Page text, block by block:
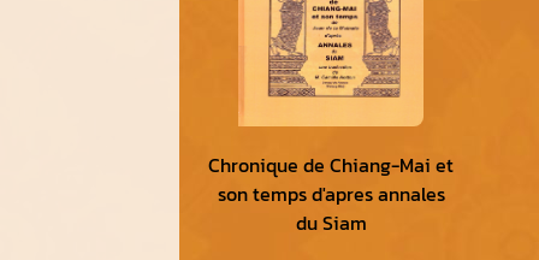
Chronique de Chiang-Mai et
son temps d'apres annales
du Siam